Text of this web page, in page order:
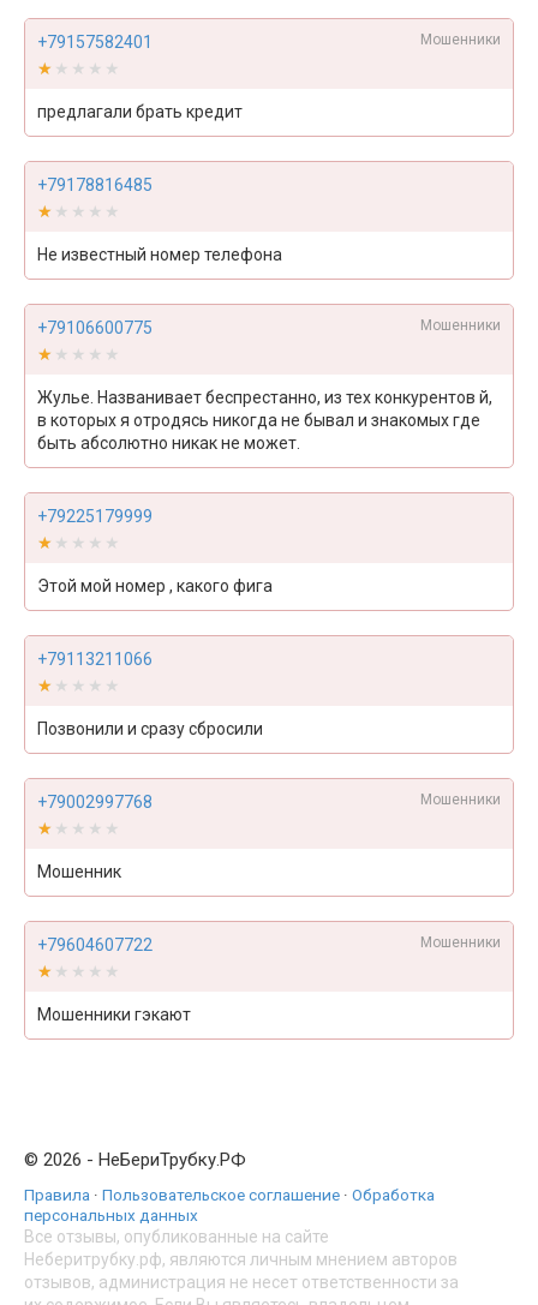
+79157582401 Мошенники
★★★★★
★★★★★
предлагали брать кредит
+79178816485
★★★★★
★★★★★
Не известный номер телефона
+79106600775 Мошенники
★★★★★
★★★★★
Жулье. Названивает беспрестанно, из тех конкурентов й,
в которых я отродясь никогда не бывал и знакомых где
быть абсолютно никак не может.
+79225179999
★★★★★
★★★★★
Этой мой номер , какого фига
+79113211066
★★★★★
★★★★★
Позвонили и сразу сбросили
+79002997768 Мошенники
★★★★★
★★★★★
Мошенник
+79604607722 Мошенники
★★★★★
★★★★★
Мошенники гэкают
© 2026 - НеБериТрубку.РФ
Правила · Пользовательское соглашение · Обработка
персональных данных
Все отзывы, опубликованные на сайте
Неберитрубку.рф, являются личным мнением авторов
отзывов, администрация не несет ответственности за